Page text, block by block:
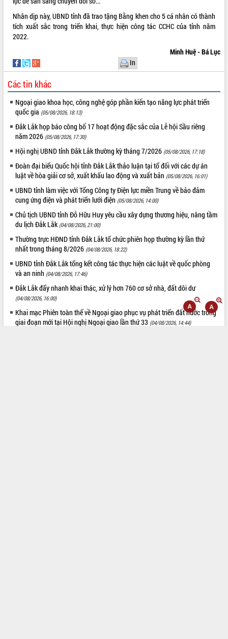
Nhân dịp này, UBND tỉnh đã trao tặng Bằng khen cho 5 cá nhân có thành
tích xuất sắc trong triển khai, thực hiện công tác CCHC của tỉnh năm
2022.
Minh Huệ - Bá Lục
In
Các tin khác
Ngoại giao khoa học, công nghệ góp phần kiến tạo năng lực phát triển
quốc gia (05/08/2026, 18:13)
Đắk Lắk họp báo công bố 17 hoạt động đặc sắc của Lễ hội Sầu riêng
năm 2026 (05/08/2026, 17:30)
Hội nghị UBND tỉnh Đắk Lắk thường kỳ tháng 7/2026 (05/08/2026, 17:18)
Đoàn đại biểu Quốc hội tỉnh Đắk Lắk thảo luận tại tổ đối với các dự án
luật về hòa giải cơ sở, xuất khẩu lao động và xuất bản (05/08/2026, 16:01)
UBND tỉnh làm việc với Tổng Công ty Điện lực miền Trung về bảo đảm
cung ứng điện và phát triển lưới điện (05/08/2026, 14:00)
Chủ tịch UBND tỉnh Đỗ Hữu Huy yêu cầu xây dựng thương hiệu, nâng tầm
du lịch Đắk Lắk (04/08/2026, 21:00)
Thường trực HĐND tỉnh Đắk Lắk tổ chức phiên họp thường kỳ lần thứ
nhất trong tháng 8/2026 (04/08/2026, 18:22)
UBND tỉnh Đắk Lắk tổng kết công tác thực hiện các luật về quốc phòng
và an ninh (04/08/2026, 17:46)
Đắk Lắk đẩy nhanh khai thác, xử lý hơn 760 cơ sở nhà, đất dôi dư
(04/08/2026, 16:00)
Khai mạc Phiên toàn thể về Ngoại giao phục vụ phát triển đất nước trong
giai đoạn mới tại Hội nghị Ngoại giao lần thứ 33 (04/08/2026, 14:44)